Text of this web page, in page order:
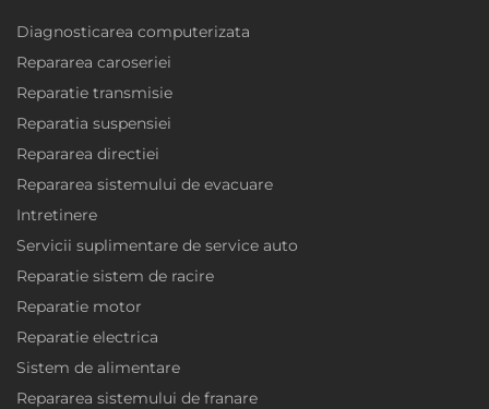
Diagnosticarea computerizata
Repararea caroseriei
Reparatie transmisie
Reparatia suspensiei
Repararea directiei
Repararea sistemului de evacuare
Intretinere
Servicii suplimentare de service auto
Reparatie sistem de racire
Reparatie motor
Reparatie electrica
Sistem de alimentare
Repararea sistemului de franare